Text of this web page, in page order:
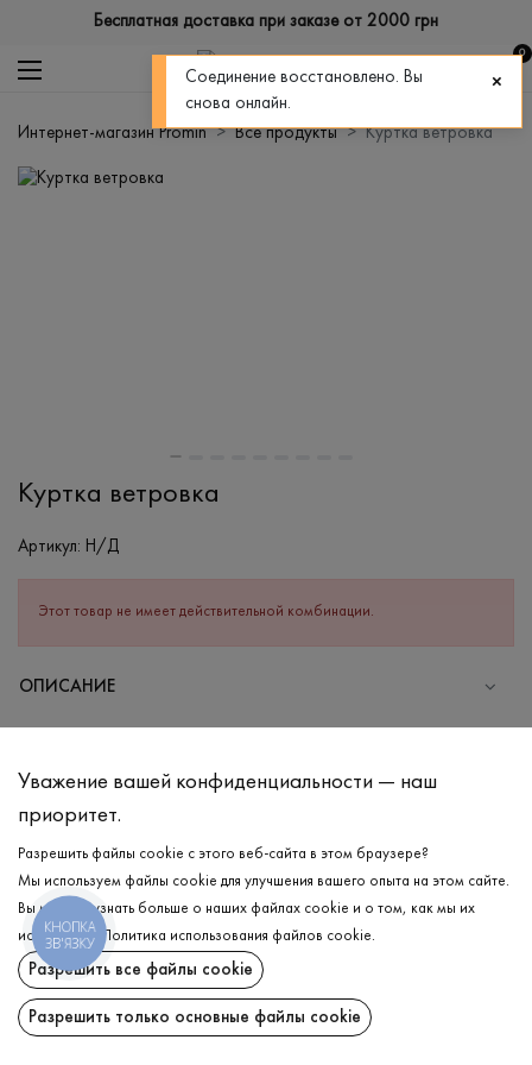
Бесплатная доставка при заказе от 2000 грн
0
Интернет-магазин Promin Все продукты Куртка ветровка
Куртка ветровка
Артикул: Н/Д
Этот товар не имеет действительной комбинации.
ОПИСАНИЕ
УХОД
Стирка в холодной воде (до 30 °C)
Отбеливание запрещено
Нельзя отжимать и сушить в стиральной машине
ДОСТАВКА
ВОЗВРАТ
Уважение вашей конфиденциальности — наш
приоритет.
Разрешить файлы cookie с этого веб-сайта в этом браузере?
Мы используем файлы cookie для улучшения вашего опыта на этом сайте.
Вы можете узнать больше о наших файлах cookie и о том, как мы их
используем.
Политика использования файлов cookie.
Разрешить все файлы cookie
Разрешить только основные файлы cookie
КНОПКА
ЗВ'ЯЗКУ
Соединение восстановлено. Вы
снова онлайн.